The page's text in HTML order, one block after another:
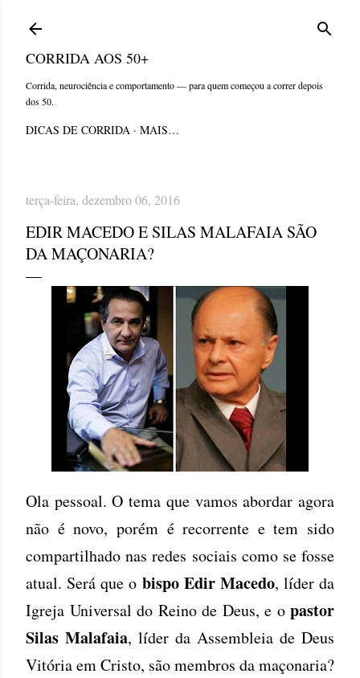
CORRIDA AOS 50+
Corrida, neurociência e comportamento — para quem começou a correr depois
dos 50.
DICAS DE CORRIDA MAIS…
terça-feira, dezembro 06, 2016
EDIR MACEDO E SILAS MALAFAIA SÃO
DA MAÇONARIA?
Ola pessoal. O tema que vamos abordar agora
não é novo, porém é recorrente e tem sido
compartilhado nas redes sociais como se fosse
atual. Será que o bispo Edir Macedo, líder da
Igreja Universal do Reino de Deus, e o pastor
Silas Malafaia, líder da Assembleia de Deus
Vitória em Cristo, são membros da maçonaria?